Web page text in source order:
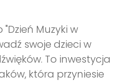
"Dzień Muzyki w
swoje dzieci w
To inwestycja
która przyniesie